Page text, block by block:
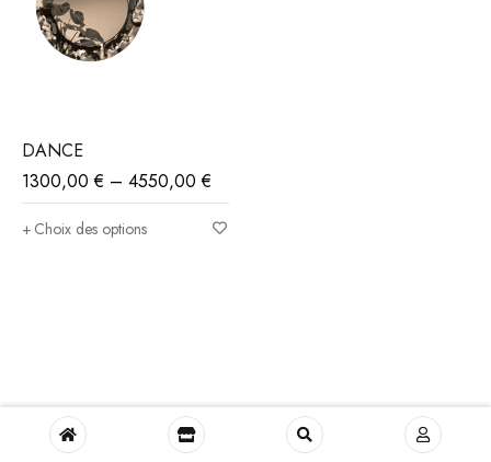
DANCE
1300,00€ – 4550,00€
Choix des options